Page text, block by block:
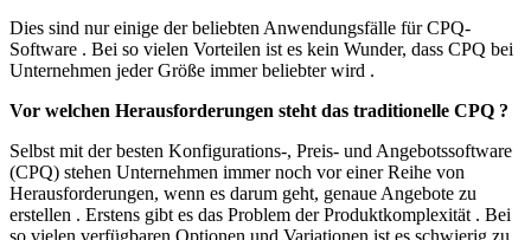
Dies sind nur einige der beliebten Anwendungsfälle für CPQ-
Software . Bei so vielen Vorteilen ist es kein Wunder, dass CPQ bei
Unternehmen jeder Größe immer beliebter wird .
Vor welchen Herausforderungen steht das traditionelle CPQ ?
Selbst mit der besten Konfigurations-, Preis- und Angebotssoftware
(CPQ) stehen Unternehmen immer noch vor einer Reihe von
Herausforderungen, wenn es darum geht, genaue Angebote zu
erstellen . Erstens gibt es das Problem der Produktkomplexität . Bei